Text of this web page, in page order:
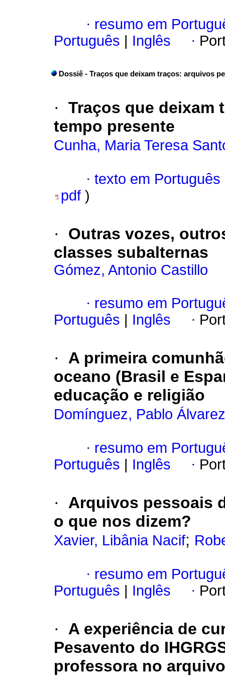
· resumo em
Português
Inglês ·
Dossiê - Traços que deixam traços: arquivos
· Traços que deixam
tempo presente
Cunha, Maria Teresa
· texto em Português
pdf )
·
Outras vozes,
classes subalternas
Gómez, Antonio Castillo
· resumo em
Português
Inglês ·
·
A primeira
oceano (Brasil e
educação e religião
Domínguez, Pablo Álvarez
· resumo em
Português
Inglês ·
·
Arquivos pessoais
o que nos dizem?
Xavier, Libânia Nacif;
· resumo em
Português
Inglês ·
·
A experiência de
Pesavento do
professora no